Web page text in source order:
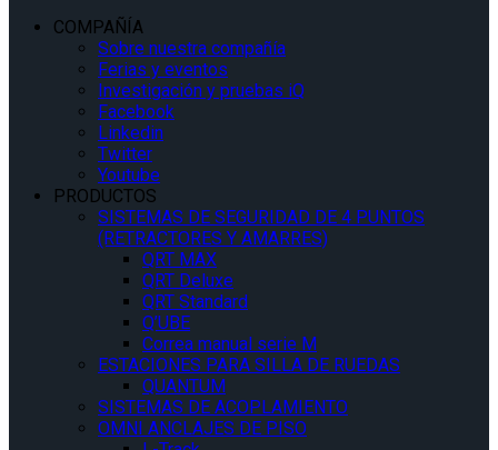
COMPAÑÍA
Sobre nuestra compañía
Ferias y eventos
Investigación y pruebas iQ
Facebook
Linkedin
Twitter
Youtube
PRODUCTOS
SISTEMAS DE SEGURIDAD DE 4 PUNTOS
(RETRACTORES Y AMARRES)
QRT MAX
QRT Deluxe
QRT Standard
Q’UBE
Correa manual serie M
ESTACIONES PARA SILLA DE RUEDAS
QUANTUM
SISTEMAS DE ACOPLAMIENTO
OMNI ANCLAJES DE PISO